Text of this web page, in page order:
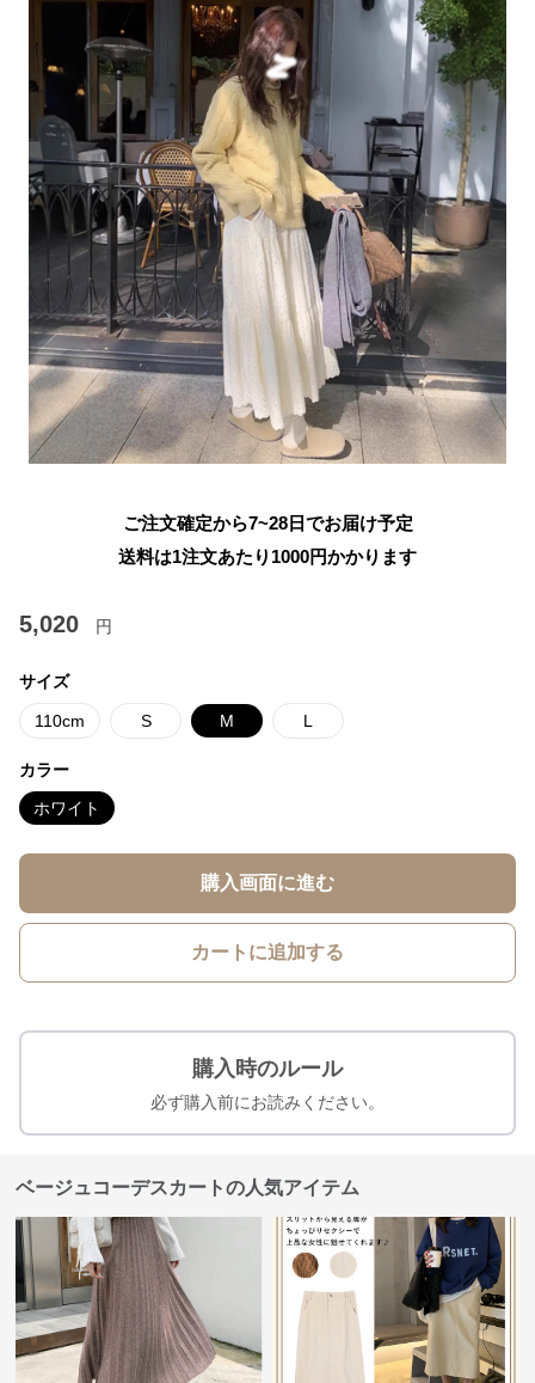
ご注文確定から7~28日でお届け予定
送料は1注文あたり 1000円かかります
5,020 円
サイズ
110cm S M L
カラー
ホワイト
購入画面に進む
カートに追加する
購入時のルール
必ず購入前にお読みください。
ベージュコーデスカートの人気アイテム